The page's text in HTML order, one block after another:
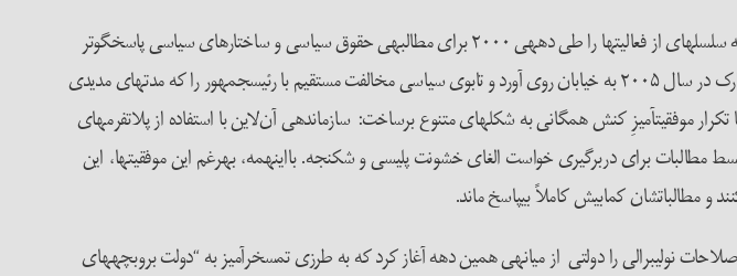
اپوزیسیون سیاسیِ مستقر در قاهره مشتمل بر مجموعه­ای از جنبش­های اجتماعی و احزاب و سازمان­هایی بود که سلسله­ای از فعالیت­ها را طی دهه­ی ۲۰۰۰ برای مطالبه­ی حقوق سیاسی و ساختارهای سیاسی پاسخگوتر
رهبری کرده بود. اولین اقدام اصلی­شان عبارت بود از جنبش کفایه که برای مقابله با انتخاب مجدد متقلبانه­ی مبارک در سال ۲۰۰۵ به خیابان روی آورد و تابوی سیاسی مخالفت مستقیم با رئیس­جمهور را که مدت­های مدیدی
موفقیت­آمیزِ کنش همگانی به شکل­های متنوع برساخت: سازماندهی آن‌لاین با استفاده از پلاتفرم­های
بسط مطالبات برای دربرگیری خواست الغای خشونت پلیسی و شکنجه. بااین­همه، به­رغم این موفقیت­ها، این
و مطالبات­شان کمابیش کاملاً بی­پاسخ ماند.
را شاهد بود. سیلی از اصلاحات نولیبرالی را دولتی از میانه­ی همین دهه آغاز کرد که به طرزی تمسخرآمیز به “دولت بروبچه­های